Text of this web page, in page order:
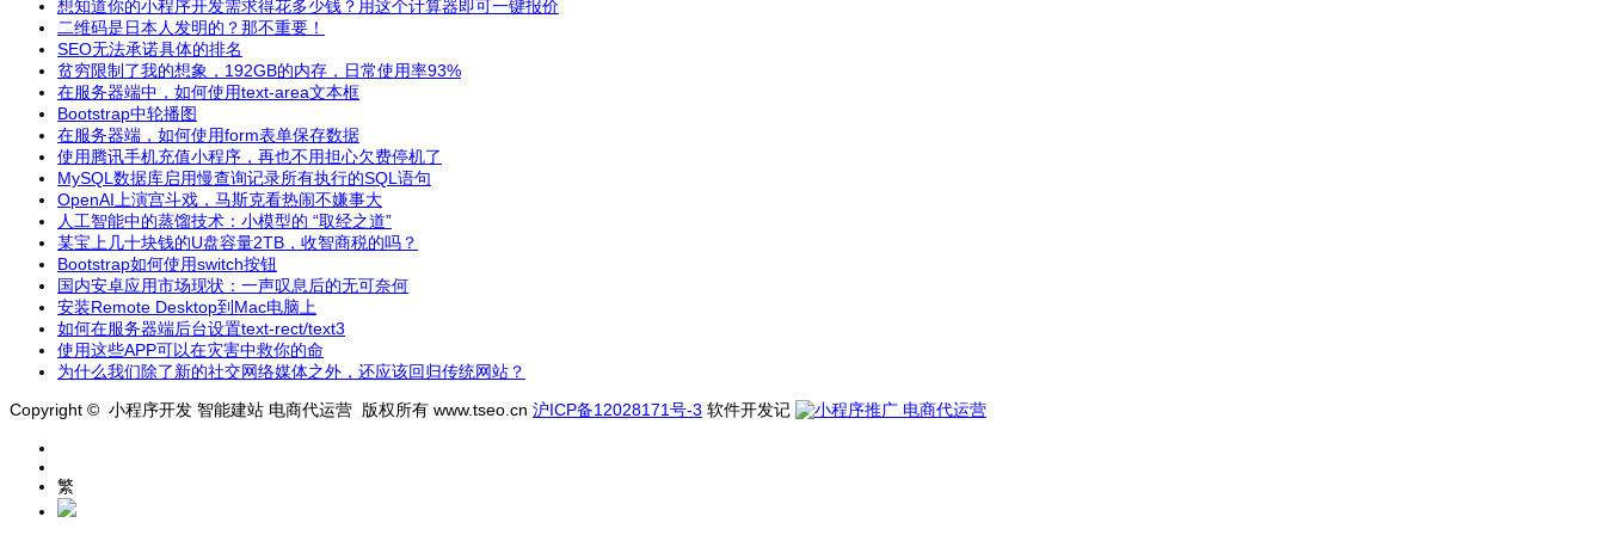
想知道你的小程序开发需求得花多少钱？用这个计算器即可一键报价
二维码是日本人发明的？那不重要！
SEO无法承诺具体的排名
贫穷限制了我的想象，192GB的内存，日常使用率93%
在服务器端中，如何使用text-area文本框
Bootstrap中轮播图
在服务器端，如何使用form表单保存数据
使用腾讯手机充值小程序，再也不用担心欠费停机了
MySQL数据库启用慢查询记录所有执行的SQL语句
OpenAI上演宫斗戏，马斯克看热闹不嫌事大
人工智能中的蒸馏技术：小模型的 “取经之道”
某宝上几十块钱的U盘容量2TB，收智商税的吗？
Bootstrap如何使用switch按钮
国内安卓应用市场现状：一声叹息后的无可奈何
安装Remote Desktop到Mac电脑上
如何在服务器端后台设置text-rect/text3
使用这些APP可以在灾害中救你的命
为什么我们除了新的社交网络媒体之外，还应该回归传统网站？
Copyright © 小程序开发 智能建站 电商代运营 版权所有 www.tseo.cn 沪ICP备12028171号-3 软件开发记
繁